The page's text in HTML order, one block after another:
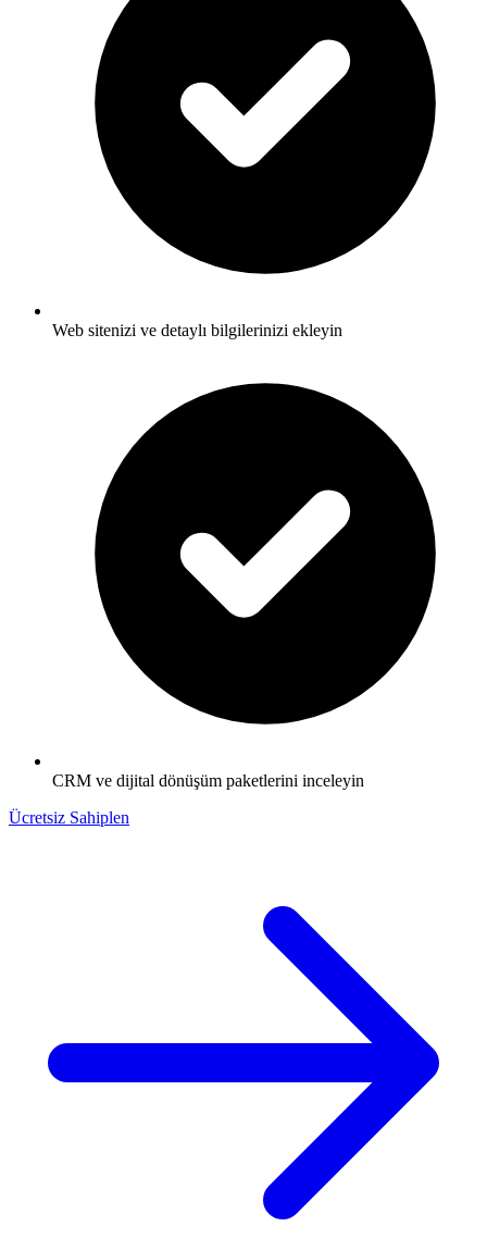
Web sitenizi ve detaylı bilgilerinizi ekleyin
CRM ve dijital dönüşüm paketlerini inceleyin
Ücretsiz Sahiplen